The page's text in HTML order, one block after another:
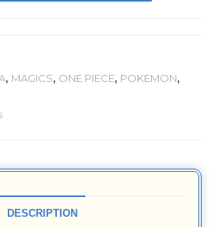
, MAGICS, ONE PIECE, POKEMON,
DESCRIPTION